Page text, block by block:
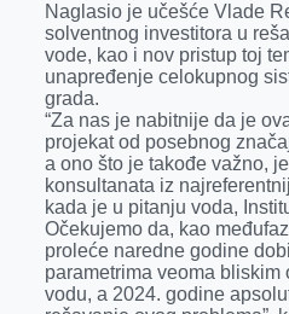
Naglasio je učešće Vlade
solventnog investitora u
vode, kao i nov pristup toj
unapređenje celokupnog
grada.
“Za nas je nabitnije da je
projekat od posebnog
a ono što je takođe važno,
konsultanata iz
kada je u pitanju voda,
Očekujemo da, kao
proleće naredne godine
parametrima veoma bliskim
vodu, a 2024. godine